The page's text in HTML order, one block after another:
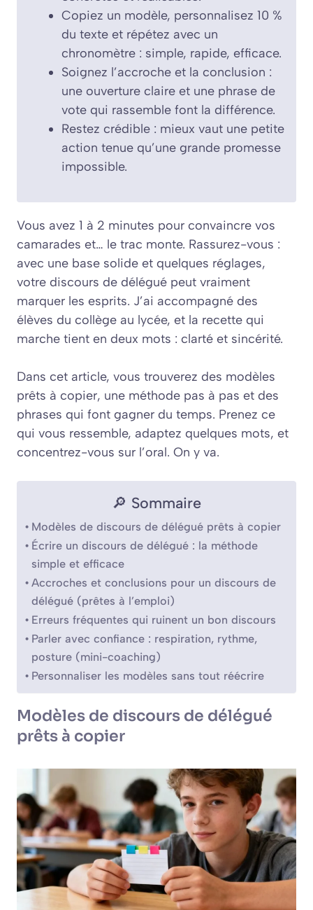
Copiez un modèle, personnalisez 10 %
du texte et répétez avec un
chronomètre : simple, rapide, efficace.
Soignez l’accroche et la conclusion :
une ouverture claire et une phrase de
vote qui rassemble font la différence.
Restez crédible : mieux vaut une petite
action tenue qu’une grande promesse
impossible.
Vous avez 1 à 2 minutes pour convaincre vos
camarades et… le trac monte. Rassurez-vous :
avec une base solide et quelques réglages,
votre discours de délégué peut vraiment
marquer les esprits. J’ai accompagné des
élèves du collège au lycée, et la recette qui
marche tient en deux mots : clarté et sincérité.
Dans cet article, vous trouverez des modèles
prêts à copier, une méthode pas à pas et des
phrases qui font gagner du temps. Prenez ce
qui vous ressemble, adaptez quelques mots, et
concentrez-vous sur l’oral. On y va.
🔎 Sommaire
Modèles de discours de délégué prêts à copier
Écrire un discours de délégué : la méthode
simple et efficace
Accroches et conclusions pour un discours de
délégué (prêtes à l’emploi)
Erreurs fréquentes qui ruinent un bon discours
Parler avec confiance : respiration, rythme,
posture (mini-coaching)
Personnaliser les modèles sans tout réécrire
Modèles de discours de délégué
prêts à copier